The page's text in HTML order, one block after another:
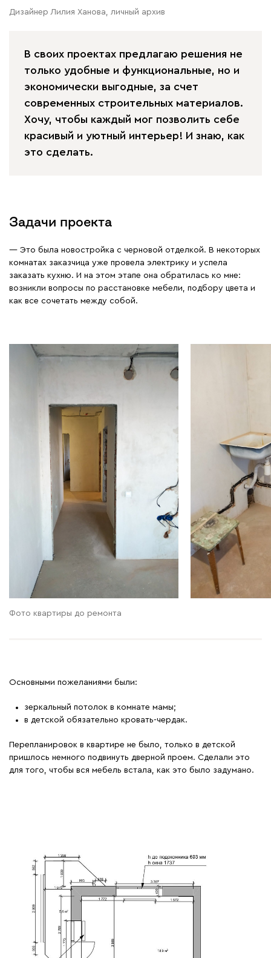
Дизайнер Лилия Ханова, личный архив
В своих проектах предлагаю решения не
только удобные и функциональные, но и
экономически выгодные, за счет
современных строительных материалов.
Хочу, чтобы каждый мог позволить себе
красивый и уютный интерьер! И знаю, как
это сделать.
Задачи проекта
— Это была новостройка с черновой отделкой. В некоторых
комнатах заказчица уже провела электрику и успела
заказать кухню. И на этом этапе она обратилась ко мне:
возникли вопросы по расстановке мебели, подбору цвета и
как все сочетать между собой.
Фото квартиры до ремонта
Основными пожеланиями были:
зеркальный потолок в комнате мамы;
в детской обязательно кровать-чердак.
Перепланировок в квартире не было, только в детской
пришлось немного подвинуть дверной проем. Сделали это
для того, чтобы вся мебель встала, как это было задумано.